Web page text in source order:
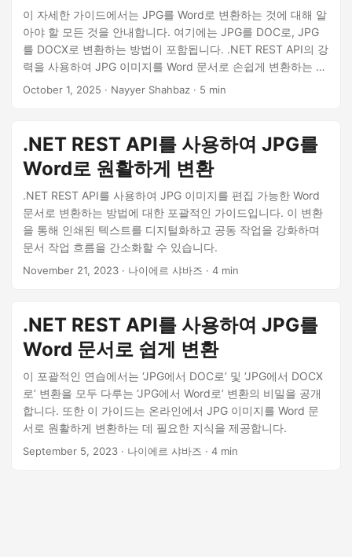
이 자세한 가이드에서는 JPG를 Word로 변환하는 것에 대해 알
아야 할 모든 것을 안내합니다. 여기에는 JPG를 DOC로, JPG
를 DOCX로 변환하는 방법이 포함됩니다. .NET REST API의 강
력을 사용하여 JPG 이미지를 Word 문서로 손쉽게 변환하는 방
법을 배우게 됩니다.
October 1, 2025 · Nayyer Shahbaz · 5 min
.NET REST API를 사용하여 JPG를
Word로 원활하게 변환
.NET REST API를 사용하여 JPG 이미지를 편집 가능한 Word
문서로 변환하는 방법에 대한 포괄적인 가이드입니다. 이 변환
을 통해 인쇄된 텍스트를 디지털화하고 공동 작업을 강화하며
문서 작업 흐름을 간소화할 수 있습니다.
November 21, 2023 · 나이에르 샤바즈 · 4 min
.NET REST API를 사용하여 JPG를
Word 문서로 쉽게 변환
이 포괄적인 연습에서는 ‘JPG에서 DOC로’ 및 ‘JPG에서 DOCX
로’ 변환을 모두 다루는 ‘JPG에서 Word로’ 변환의 비밀을 공개
합니다. 또한 이 가이드는 온라인에서 JPG 이미지를 Word 문
서로 원활하게 변환하는 데 필요한 지식을 제공합니다.
September 5, 2023 · 나이에르 샤바즈 · 4 min